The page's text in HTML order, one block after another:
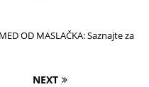
OD MASLAČKA: Saznajte za
NEXT